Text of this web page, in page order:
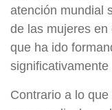
atención mundial
de las mujeres
que ha ido
Contrario a lo